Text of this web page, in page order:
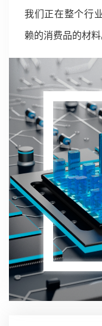
我们正在整个行
赖的消费品的材料